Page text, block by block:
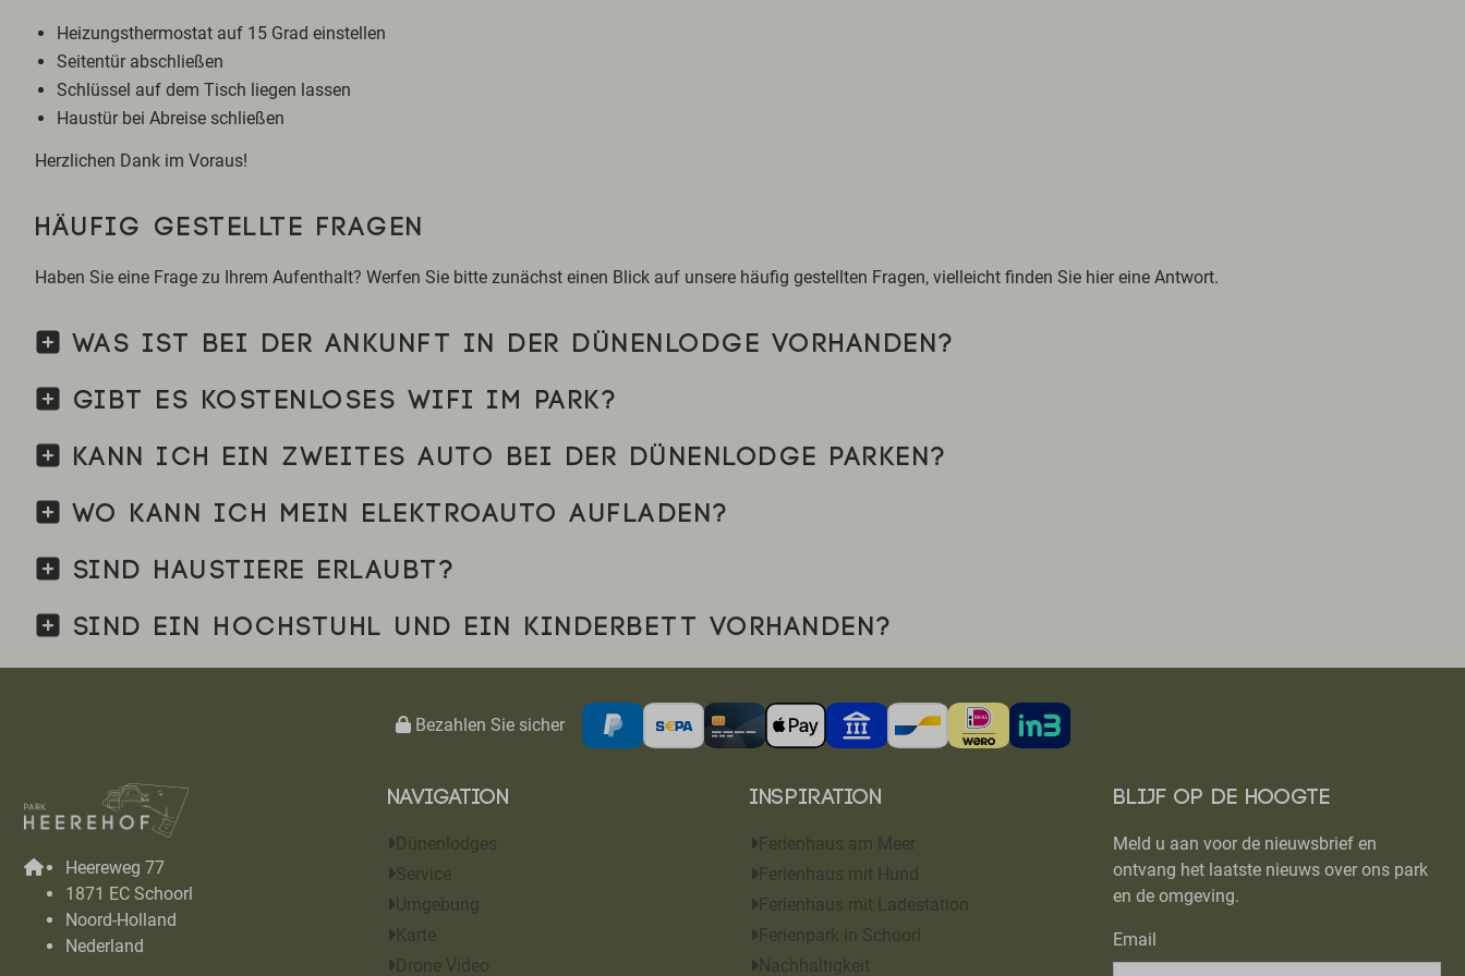
Heizungsthermostat auf 15 Grad einstellen
Seitentür abschließen
Schlüssel auf dem Tisch liegen lassen
Haustür bei Abreise schließen
Herzlichen Dank im Voraus!
HÄUFIG GESTELLTE FRAGEN
Haben Sie eine Frage zu Ihrem Aufenthalt? Werfen Sie bitte zunächst einen Blick auf unsere häufig gestellten Fragen, vielleicht finden Sie hier eine Antwort.
WAS IST BEI DER ANKUNFT IN DER DÜNENLODGE VORHANDEN?
GIBT ES KOSTENLOSES WIFI IM PARK?
KANN ICH EIN ZWEITES AUTO BEI DER DÜNENLODGE PARKEN?
WO KANN ICH MEIN ELEKTROAUTO AUFLADEN?
SIND HAUSTIERE ERLAUBT?
SIND EIN HOCHSTUHL UND EIN KINDERBETT VORHANDEN?
Bezahlen Sie sicher
Heereweg 77
1871 EC Schoorl
Noord-Holland
Nederland
Navigation
Dünenlodges
Service
Umgebung
Karte
Drone Video
Inspiration
Ferienhaus am Meer
Ferienhaus mit Hund
Ferienhaus mit Ladestation
Ferienpark in Schoorl
Nachhaltigkeit
Blijf op de hoogte
Meld u aan voor de nieuwsbrief en
ontvang het laatste nieuws over ons park
en de omgeving.
Email